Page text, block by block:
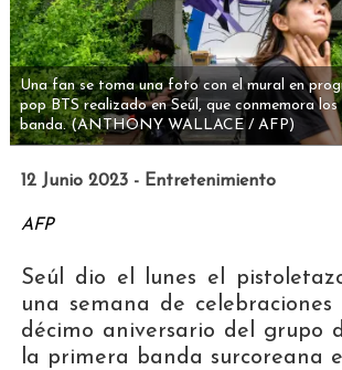
Una fan se toma una foto con el mural en
pop BTS realizado en Seúl, que conmemora los
banda.(ANTHONY WALLACE / AFP)
12 Junio 2023 - Entretenimiento
AFP
Seúl dio el lunes el
una semana de
décimo aniversario del grupo
la primera banda surcoreana